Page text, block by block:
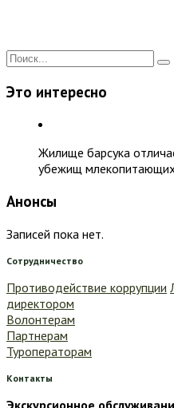
Это интересно
Жилище барсука
убежищ
Анонсы
Записей пока нет.
Сотрудничество
Противодействие коррупции
директором
Волонтерам
Партнерам
Туроператорам
Контакты
Экскурсионное